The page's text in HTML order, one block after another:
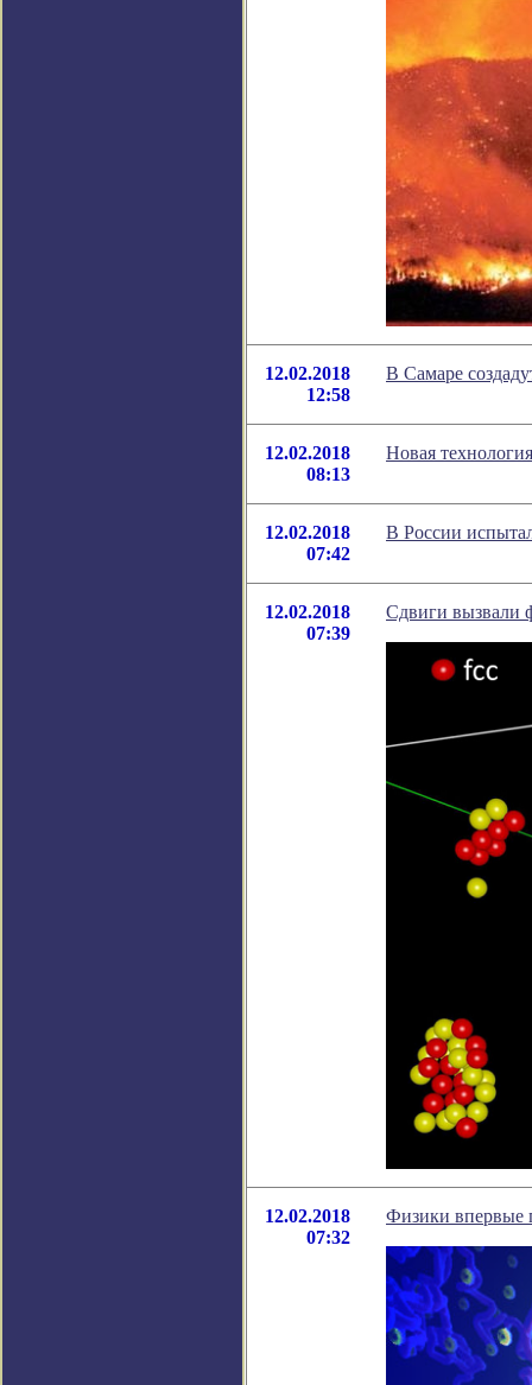
12.02.2018
12:58
В Самаре
12.02.2018
08:13
Новая
12.02.2018
07:42
В России
12.02.2018
07:39
Сдвиги вызвали
12.02.2018
07:32
Физики впервые